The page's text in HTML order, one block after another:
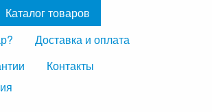
Каталог товаров
Доставка и оплата
Контакты